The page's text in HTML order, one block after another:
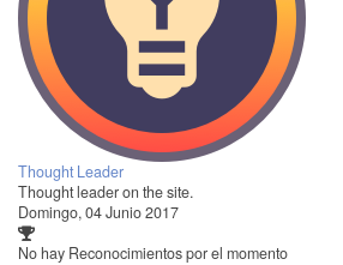
Thought Leader
Thought leader on the site.
Domingo, 04 Junio 2017
No hay Reconocimientos por el momento